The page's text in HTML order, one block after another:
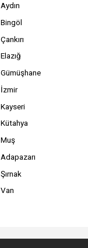
Aydın
Bingöl
Çankırı
Elazığ
Gümüşhane
İzmir
Kayseri
Kütahya
Muş
Adapazarı
Şırnak
Van